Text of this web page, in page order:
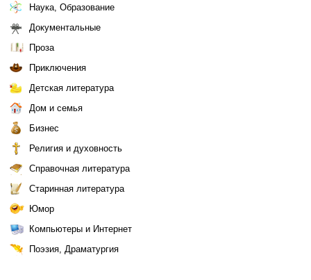
Наука, Образование
Документальные
Проза
Приключения
Детская литература
Дом и семья
Бизнес
Религия и духовность
Справочная литература
Старинная литература
Юмор
Компьютеры и Интернет
Поэзия, Драматургия